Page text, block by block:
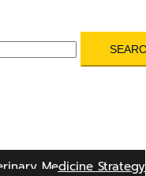
Medicine Strategy